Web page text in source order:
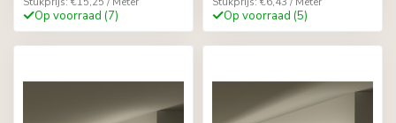
Op voorraad (7) Op voorraad (5)